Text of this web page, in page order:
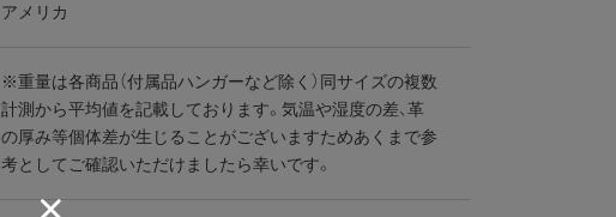
アメリカ
※重量は各商品（付属品ハンガーなど除く）同サイズの複数
計測から平均値を記載しております。気温や湿度の差、革
の厚み等個体差が生じることがございますためあくまで参
考としてご確認いただけましたら幸いです。